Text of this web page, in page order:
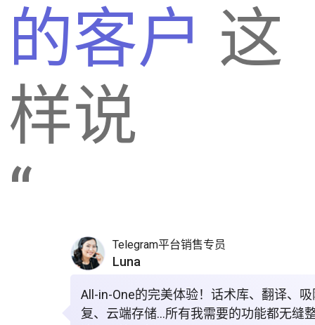
的客户 这
样说
“
Telegram平台销售专员
Luna
All-in-One的完美体验！话术库、翻译、
复、云端存储…所有我需要的功能都无缝